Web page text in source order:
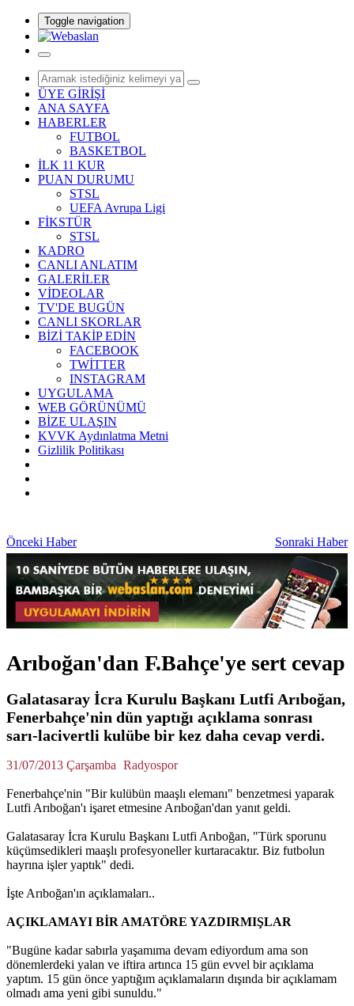
Toggle navigation
ÜYE GİRİŞİ
ANA SAYFA
HABERLER
FUTBOL
BASKETBOL
İLK 11 KUR
PUAN DURUMU
STSL
UEFA Avrupa Ligi
FİKSTÜR
STSL
KADRO
CANLI ANLATIM
GALERİLER
VİDEOLAR
TV'DE BUGÜN
CANLI SKORLAR
BİZİ TAKİP EDİN
FACEBOOK
TWİTTER
INSTAGRAM
UYGULAMA
WEB GÖRÜNÜMÜ
BİZE ULAŞIN
KVVK Aydınlatma Metni
Gizlilik Politikası
Önceki Haber Sonraki Haber
Arıboğan'dan F.Bahçe'ye sert cevap
Galatasaray İcra Kurulu Başkanı Lutfi Arıboğan,
Fenerbahçe'nin dün yaptığı açıklama sonrası
sarı-lacivertli kulübe bir kez daha cevap verdi.
31/07/2013 Çarşamba Radyospor
Fenerbahçe'nin "Bir kulübün maaşlı elemanı" benzetmesi yaparak
Lutfi Arıboğan'ı işaret etmesine Arıboğan'dan yanıt geldi.
Galatasaray İcra Kurulu Başkanı Lutfi Arıboğan, "Türk sporunu
küçümsedikleri maaşlı profesyoneller kurtaracaktır. Biz futbolun
hayrına işler yaptık" dedi.
İşte Arıboğan'ın açıklamaları..
AÇIKLAMAYI BİR AMATÖRE YAZDIRMIŞLAR
"Bugüne kadar sabırla yaşamıma devam ediyordum ama son
dönemlerdeki yalan ve iftira artınca 15 gün evvel bir açıklama
yaptım. 15 gün önce yaptığım açıklamaların dışında bir açıklamam
olmadı ama yeni gibi sunuldu."